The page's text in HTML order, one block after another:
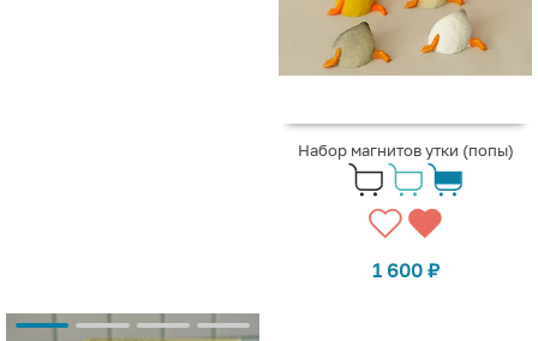
Набор магнитов утки (попы)
1 600 ₽